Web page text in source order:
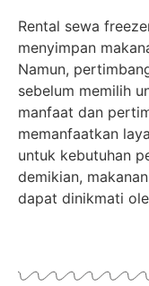
Rental sewa
menyimpan
Namun,
sebelum memilih
manfaat dan
memanfaatkan
untuk kebutuhan
demikian,
dapat dinikmati